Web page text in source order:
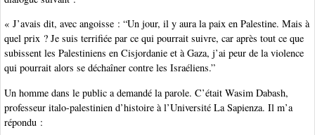
« J’avais dit, avec angoisse : “Un jour, il y aura la paix en Palestine. Mais à
quel prix ? Je suis terrifiée par ce qui pourrait suivre, car après tout ce que
subissent les Palestiniens en Cisjordanie et à Gaza, j’ai peur de la violence
qui pourrait alors se déchaîner contre les Israéliens.”
Un homme dans le public a demandé la parole. C’était Wasim Dabash,
professeur italo-palestinien d’histoire à l’Université La Sapienza. Il m’a
répondu :